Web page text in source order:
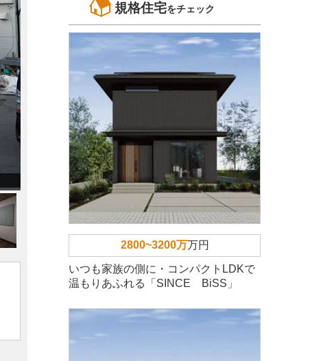
規格住宅をチェック
2800~3200万万円
いつも家族の側に・コンパクトLDKで
温もりあふれる「SINCE BiSS」